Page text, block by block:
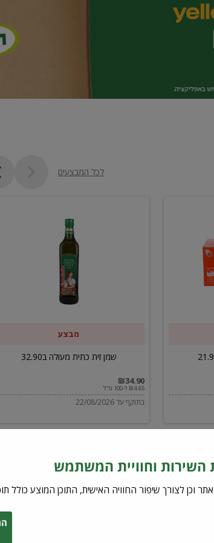
לכל המבצעים
מבצע
שמן זית כתית מעולה ב32.90
₪34.90
₪4.65 ל-100 מ"ל
בתוקף עד 22/08/2026